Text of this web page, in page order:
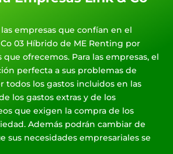
empresas que confían en el
03 Híbrido de ME Renting por
que ofrecemos. Para las empresas, el
perfecta a sus problemas de
todos los gastos incluidos en las
los gastos extras y de los
que exigen la compra de los
Además podrán cambiar de
sus necesidades empresariales se